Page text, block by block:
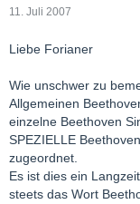
11. Juli 2007
Liebe Forianer
Wie unschwer zu
Allgemeinen
einzelne Beethoven
SPEZIELLE
zugeordnet.
Es ist dies ein
steets das Wort